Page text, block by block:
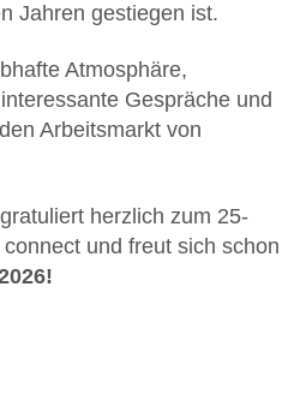
Jahren gestiegen ist.
Atmosphäre,
Gespräche und
Arbeitsmarkt von
gratuliert herzlich zum 25-
und freut sich schon